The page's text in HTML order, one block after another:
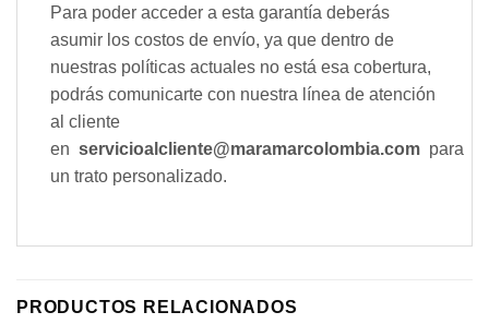
Para poder acceder a esta garantía deberás
asumir los costos de envío, ya que dentro de
nuestras políticas actuales no está esa cobertura,
podrás comunicarte con nuestra línea de atención
al cliente
en servicioalcliente@maramarcolombia.com para
un trato personalizado.
PRODUCTOS RELACIONADOS